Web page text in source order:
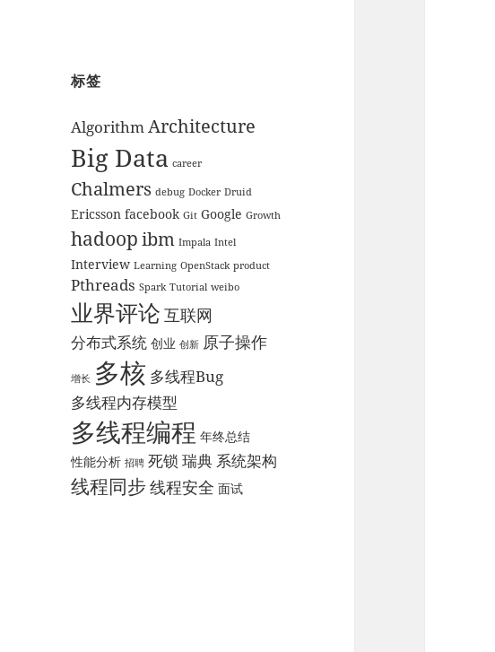
标签
AlgorithmArchitecture
Big Data career
Chalmers debug Docker Druid
Ericsson facebook Git Google Growth
hadoopibm Impala Intel
Interview Learning OpenStack product
Pthreads Spark Tutorial weibo
业界评论 互联网
分布式系统 创业 创新 原子操作
增长 多核 多线程Bug
多线程内存模型
多线程编程 年终总结
性能分析 招聘 死锁 瑞典 系统架构
线程同步线程安全 面试